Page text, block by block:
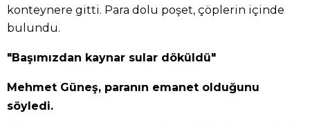
konteynere gitti. Para dolu poşet, çöplerin içinde
bulundu.
"Başımızdan kaynar sular döküldü"
Mehmet Güneş, paranın emanet olduğunu
söyledi.